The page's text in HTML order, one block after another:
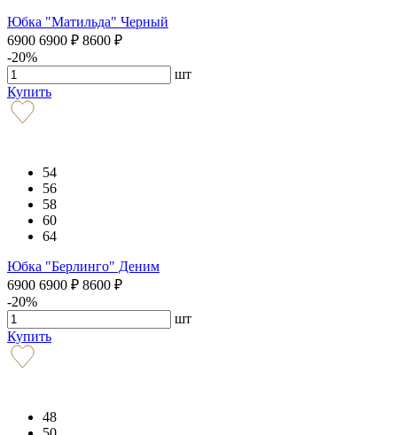
Юбка "Матильда" Черный
6900 6900 ₽ 8600 ₽
-20%
шт
Купить
54
56
58
60
64
Юбка "Берлинго" Деним
6900 6900 ₽ 8600 ₽
-20%
шт
Купить
48